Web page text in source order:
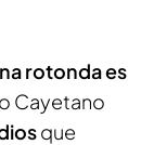
rotonda es
Cayetano
que